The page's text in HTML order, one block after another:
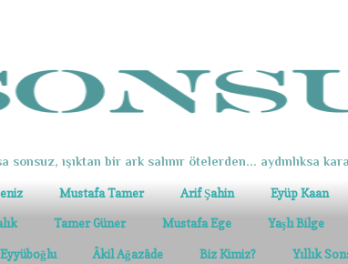
sonsuz, ışıktan bir ark salınır ötelerden... aydınlıksa
Mustafa Tamer Arif Şahin Eyüp Kaan
Tamer Güner Mustafa Ege Yaşlı Bilge
Âkil Ağazâde Biz Kimiz? Yıllık